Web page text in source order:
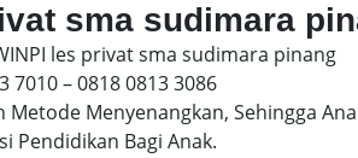
sma sudimara
les privat sma sudimara pinang
7010 – 0818 0813 3086
Metode Menyenangkan, Sehingga
Pendidikan Bagi Anak.